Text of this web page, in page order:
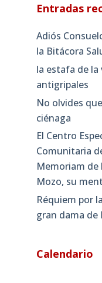
Entradas
Adiós
la Bitácora
la estafa de la
antigripales
No olvides
ciénaga
El Centro
Comunitaria
Memoriam de
Mozo, su
Réquiem por
gran dama de
Calendario